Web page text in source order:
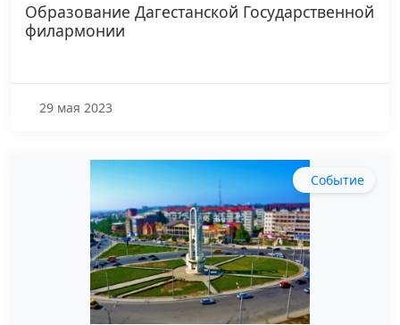
Образование Дагестанской Государственной
филармонии
29 мая 2023
Событие